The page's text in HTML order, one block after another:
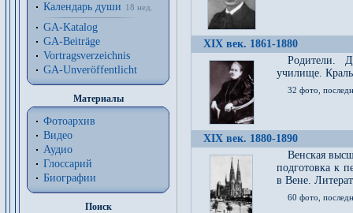
Календарь души
18 нед.
GA-Katalog
GA-Beiträge
Vortragsverzeichnis
GA-Unveröffentlicht
Материалы
Фотоархив
Видео
Аудио
Глоссарий
Биографии
Поиск
XIX век. 1861-1880
Родители.
училище.
32 фото,
XIX век. 1880-1890
Венская
подготовка к
в Вене.
60 фото,